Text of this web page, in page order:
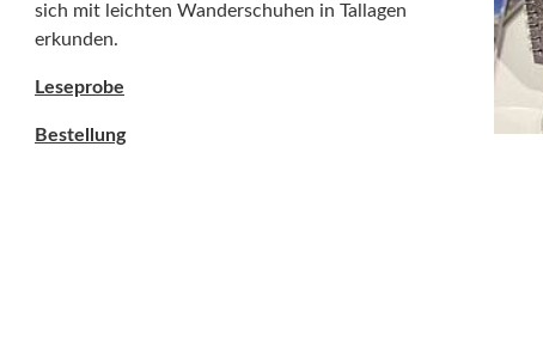
sich mit leichten Wanderschuhen in Tallagen
erkunden.
Leseprobe
Bestellung